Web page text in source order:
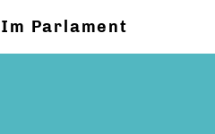
Im Parlament